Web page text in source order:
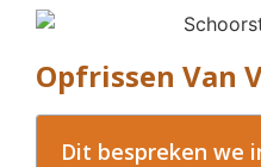
Opfrissen Van
Dit bespreken we